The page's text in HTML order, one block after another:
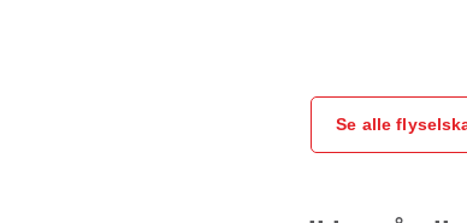
Se alle